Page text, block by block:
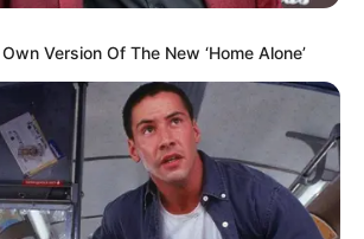
Version Of The New ‘Home Alone’